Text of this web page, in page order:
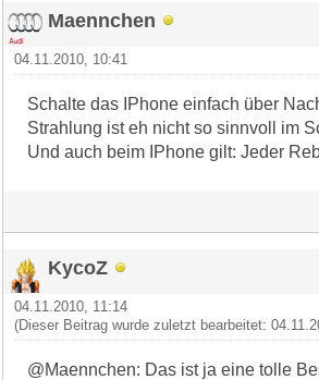
Maennchen
04.11.2010, 10:41
Schalte das IPhone einfach über
Strahlung ist eh nicht so sinnvoll im
Und auch beim IPhone gilt: Jeder
KycoZ
04.11.2010, 11:14
(Dieser Beitrag wurde zuletzt bearbeitet:
@Maennchen: Das ist ja eine tolle